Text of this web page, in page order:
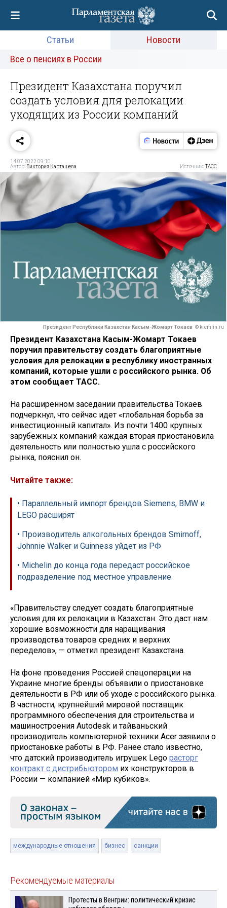
Статьи
Новости
Все о пенсиях в России
Президент Казахстана поручил
создать условия для релокации
уходящих из России компаний
14.07.2022 09:10
Автор: Виктория Карташева Источник:ТАСС
Президент Республики Казахстан Касым-Жомарт Токаев © kremlin.ru
Президент Казахстана Касым-Жомарт Токаев
поручил правительству создать благоприятные
условия для релокации в республику иностранных
компаний, которые ушли с российского рынка. Об
этом сообщает ТАСС.
На расширенном заседании правительства Токаев
подчеркнул, что сейчас идет «глобальная борьба за
инвестиционный капитал». Из почти 1400 крупных
зарубежных компаний каждая вторая приостановила
деятельность или полностью ушла с российского
рынка, пояснил он.
Читайте также:
• Параллельный импорт брендов Siemens, BMW и
LEGO расширят
• Производитель алкогольных брендов Smirnoff,
Johnnie Walker и Guinness уйдет из РФ
• Michelin до конца года передаст российское
подразделение под местное управление
«Правительству следует создать благоприятные
условия для их релокации в Казахстан. Это даст нам
хорошие возможности для наращивания
производства товаров средних и верхних
переделов», — отметил президент Казахстана.
На фоне проведения Россией спецоперации на
Украине многие бренды объявили о приостановке
деятельности в РФ или об уходе с российского рынка.
В частности, крупнейший мировой поставщик
программного обеспечения для строительства и
машиностроения Autodesk и тайваньский
производитель компьютерной техники Acer заявили о
приостановке работы в РФ. Ранее стало известно,
что датский производитель игрушек Lego расторг
контракт с дистрибьютором их конструкторов в
России — компанией «Мир кубиков».
международные отношения бизнес санкции
Рекомендуемые материалы
Протесты в Венгрии: политический кризис